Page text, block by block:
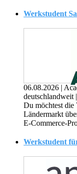
Werkstudent
06.08.2026 |
deutschlandweit |
Du möchtest die
Ländermarkt
E-Commerce-
Werkstudent